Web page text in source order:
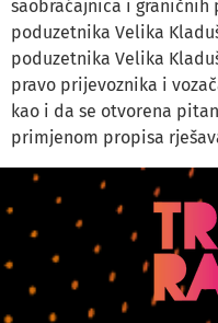
saobraćajnica i graničnih
poduzetnika Velika
poduzetnika Velika
pravo prijevoznika i
kao i da se otvorena
primjenom propisa